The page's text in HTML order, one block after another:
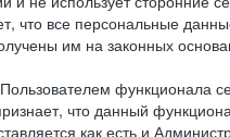
что все персональные
им на законных
функционала
что данный
как есть и